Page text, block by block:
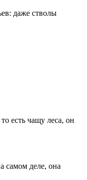
даже стволы
есть чащу леса, он
самом деле, она